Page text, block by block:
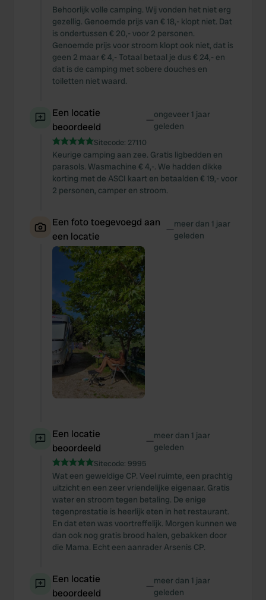
Behoorlijk volle camping. Wij vonden het niet erg
gezellig. Genoemde prijs van € 18,- klopt niet. Dat
is ondertussen € 20,- voor 2 personen.
Genoemde prijs voor stroom klopt ook niet, dat is
geen 2 maar € 4,- Totaal betaal je dus € 24,- en
dat is de camping met sobere douches en
toiletten niet waard.
Een locatie
beoordeeld
—ongeveer 1 jaar
geleden
Sitecode: 27110
Keurige camping aan zee. Gratis ligbedden en
parasols. Wasmachine € 4,-. We hadden dikke
korting met de ASCI kaart en betaalden € 19,- voor
2 personen, camper en stroom.
Een foto toegevoegd aan
een locatie
—meer dan 1 jaar
geleden
Een locatie
beoordeeld
—meer dan 1 jaar
geleden
Sitecode: 9995
Wat een geweldige CP. Veel ruimte, een prachtig
uitzicht en een zeer vriendelijke eigenaar. Gratis
water en stroom tegen betaling. De enige
tegenprestatie is heerlijk eten in het restaurant.
En dat eten was voortreffelijk. Morgen kunnen we
dan ook nog gratis brood halen, gebakken door
die Mama. Echt een aanrader Arsenis CP.
Een locatie
beoordeeld
—meer dan 1 jaar
geleden